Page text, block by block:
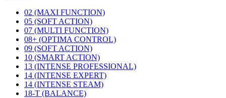
02 (MAXI FUNCTION)
05 (SOFT ACTION)
07 (MULTI FUNCTION)
08+ (OPTIMA CONTROL)
09 (SOFT ACTION)
10 (SMART ACTION)
13 (INTENSE PROFESSIONAL)
14 (INTENSE EXPERT)
14 (INTENSE STEAM)
18-T (BALANCE)